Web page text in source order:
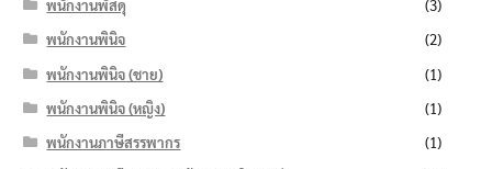
พนักงานพัสดุ
(3)
พนักงานพินิจ
(2)
พนักงานพินิจ (ชาย)
(1)
พนักงานพินิจ (หญิง)
(1)
พนักงานภาษีสรรพากร
(1)